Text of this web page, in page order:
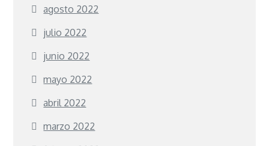
agosto 2022
julio 2022
junio 2022
mayo 2022
abril 2022
marzo 2022